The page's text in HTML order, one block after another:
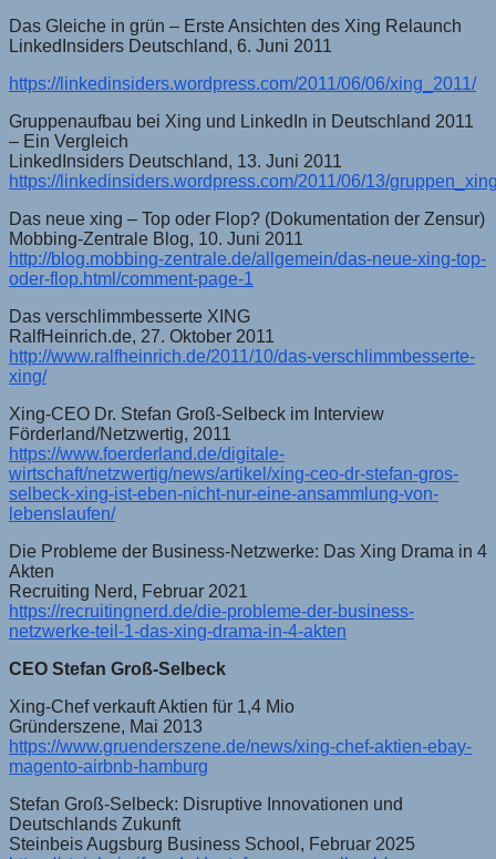
Das Gleiche in grün – Erste Ansichten des Xing Relaunch
LinkedInsiders Deutschland, 6. Juni 2011
https://linkedinsiders.wordpress.com/2011/06/06/xing_2011/
Gruppenaufbau bei Xing und LinkedIn in Deutschland 2011
– Ein Vergleich
LinkedInsiders Deutschland, 13. Juni 2011
https://linkedinsiders.wordpress.com/2011/06/13/
Das neue xing – Top oder Flop? (Dokumentation der Zensur)
Mobbing-Zentrale Blog, 10. Juni 2011
http://blog.mobbing-zentrale.de/allgemein/das-neue-xing-top-
oder-flop.html/comment-page-1
Das verschlimmbesserte XING
RalfHeinrich.de, 27. Oktober 2011
http://www.ralfheinrich.de/2011/10/das-verschlimmbesserte-
xing/
Xing-CEO Dr. Stefan Groß-Selbeck im Interview
Förderland/Netzwertig, 2011
https://www.foerderland.de/digitale-
wirtschaft/netzwertig/news/artikel/xing-ceo-dr-stefan-gros-
selbeck-xing-ist-eben-nicht-nur-eine-ansammlung-von-
lebenslaufen/
Die Probleme der Business-Netzwerke: Das Xing Drama in 4
Akten
Recruiting Nerd, Februar 2021
https://recruitingnerd.de/die-probleme-der-business-
netzwerke-teil-1-das-xing-drama-in-4-akten
CEO Stefan Groß-Selbeck
Xing-Chef verkauft Aktien für 1,4 Mio
Gründerszene, Mai 2013
https://www.gruenderszene.de/news/xing-chef-aktien-ebay-
magento-airbnb-hamburg
Stefan Groß-Selbeck: Disruptive Innovationen und
Deutschlands Zukunft
Steinbeis Augsburg Business School, Februar 2025